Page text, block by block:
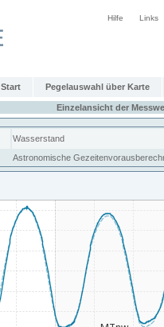
Hilfe Links
Start Pegelauswahl über Karte
Einzelansicht der
Wasserstand
Astronomische